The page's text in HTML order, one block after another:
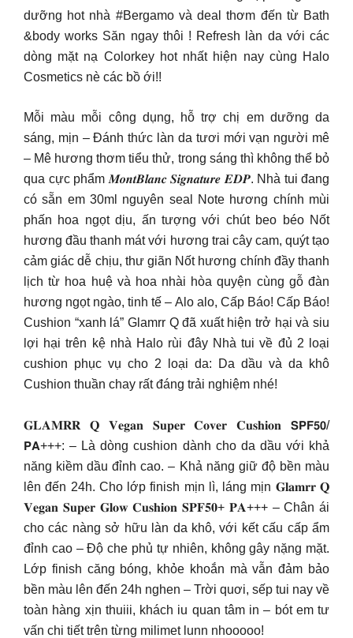
dưỡng hot nhà #Bergamo và deal thơm đến từ Bath
&body works Săn ngay thôi ! Refresh làn da với các
dòng mặt nạ Colorkey hot nhất hiện nay cùng Halo
Cosmetics nè các bồ ới!!
Mỗi màu mỗi công dụng, hỗ trợ chị em dưỡng da
sáng, mịn – Đánh thức làn da tươi mới vạn người mê
– Mê hương thơm tiểu thử, trong sáng thì không thể bỏ
qua cực phẩm 𝑴𝒐𝒏𝒕𝑩𝒍𝒂𝒏𝒄 𝑺𝒊𝒈𝒏𝒂𝒕𝒖𝒓𝒆 𝑬𝑫𝑷. Nhà tui đang
có sẵn em 30ml nguyên seal Note hương chính mùi
phấn hoa ngọt dịu, ấn tượng với chút beo béo Nốt
hương đầu thanh mát với hương trai cây cam, quýt tạo
cảm giác dễ chịu, thư giãn Nốt hương chính đầy thanh
lịch từ hoa huệ và hoa nhài hòa quyện cùng gỗ đàn
hương ngọt ngào, tinh tế – Alo alo, Cấp Báo! Cấp Báo!
Cushion “xanh lá” Glamrr Q đã xuất hiện trở hại và siu
lợi hại trên kệ nhà Halo rùi đây Nhà tui về đủ 2 loại
cushion phục vụ cho 2 loại da: Da dầu và da khô
Cushion thuần chay rất đáng trải nghiệm nhé!
𝐆𝐋𝐀𝐌𝐑𝐑 𝐐 𝐕𝐞𝐠𝐚𝐧 𝐒𝐮𝐩𝐞𝐫 𝐂𝐨𝐯𝐞𝐫 𝐂𝐮𝐬𝐡𝐢𝐨𝐧 𝗦𝗣𝗙𝟱𝟬/
𝗣𝗔+++: – Là dòng cushion dành cho da dầu với khả
năng kiềm dầu đỉnh cao. – Khả năng giữ độ bền màu
lên đến 24h. Cho lớp finish mịn lì, láng mịn 𝐆𝐥𝐚𝐦𝐫𝐫 𝐐
𝐕𝐞𝐠𝐚𝐧 𝐒𝐮𝐩𝐞𝐫 𝐆𝐥𝐨𝐰 𝐂𝐮𝐬𝐡𝐢𝐨𝐧 𝐒𝐏𝐅𝟓𝟎+ 𝐏𝐀+++ – Chân ái
cho các nàng sở hữu làn da khô, với kết cấu cấp ẩm
đỉnh cao – Độ che phủ tự nhiên, không gây nặng mặt.
Lớp finish căng bóng, khỏe khoắn mà vẫn đảm bảo
bền màu lên đến 24h nghen – Trời quơi, sếp tui nay về
toàn hàng xịn thuiii, khách iu quan tâm in – bót em tư
vấn chi tiết trên từng milimet lunn nhooooo!